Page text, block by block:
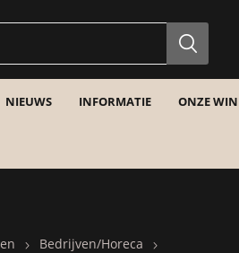
NIEUWS INFORMATIE ONZE
Bedrijven/Horeca